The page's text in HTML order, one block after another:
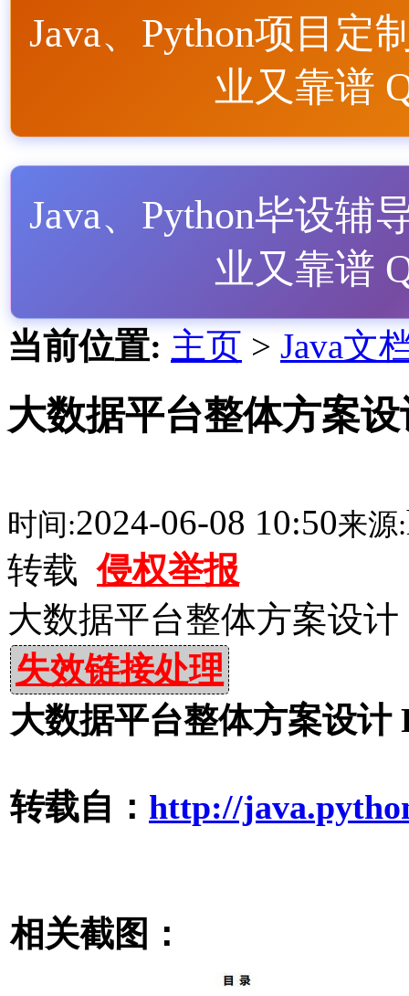
Java、Python项目定
业又靠谱
Java、Python毕设辅
业又靠谱
当前位置: 主页 > Java文
大数据平台整体方案
时间:2024-06-08 10:50来源:
转载侵权举报
大数据平台整体方案设计
失效链接处理
大数据平台整体方案设计
转载自： http://
相关截图：